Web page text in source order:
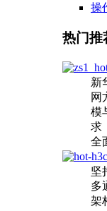
操
热门推
新
网
模
求
全
坚
多
架